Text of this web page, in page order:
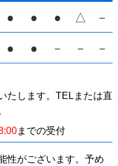
たします。 TELまたは直
までの受付
● ● ● △ －
● ● － － －
性がございます。予め